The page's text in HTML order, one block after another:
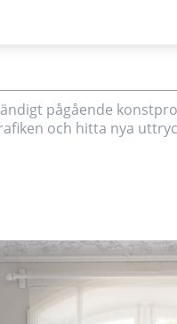
pågående
och hitta nya